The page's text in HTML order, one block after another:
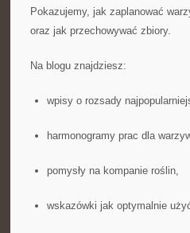
Pokazujemy, jak zaplanować
oraz jak przechowywać zbiory.
Na blogu znajdziesz:
wpisy o rozsady
harmonogramy prac dla
pomysły na kompanie roślin,
wskazówki jak optymalnie